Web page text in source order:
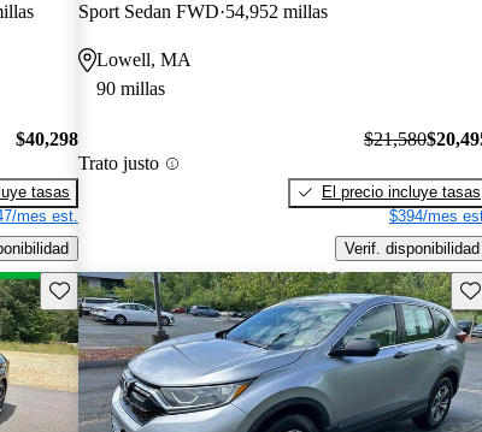
$40,298
tasas
mes est.
Sport Sedan FWD 54,952 millas
Lowell, MA
90 millas
Trato justo
$21,580
El precio incluye tasas
$394/mes
Verif. disponibilidad
Guarda este Aviso